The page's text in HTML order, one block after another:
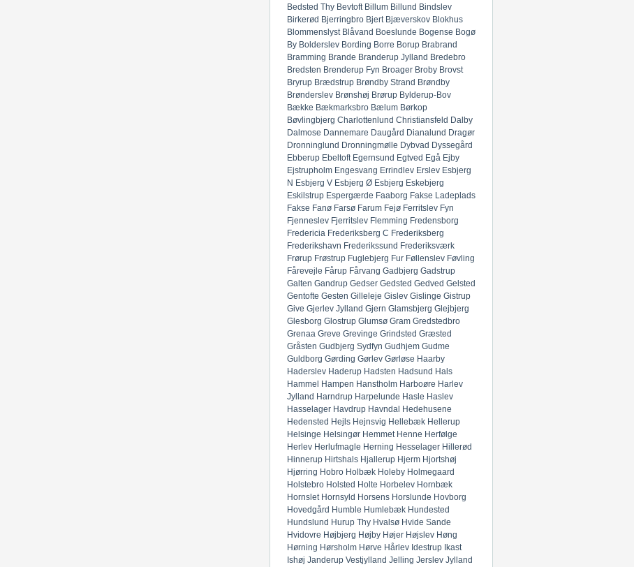
Bedsted Thy Bevtoft Billum Billund Bindslev
Birkerød Bjerringbro Bjert Bjæverskov Blokhus
Blommenslyst Blåvand Boeslunde Bogense Bogø
By Bolderslev Bording Borre Borup Brabrand
Bramming Brande Branderup Jylland Bredebro
Bredsten Brenderup Fyn Broager Broby Brovst
Bryrup Brædstrup Brøndby Strand Brøndby
Brønderslev Brønshøj Brørup Bylderup-Bov
Bække Bækmarksbro Bælum Børkop
Bøvlingbjerg Charlottenlund Christiansfeld Dalby
Dalmose Dannemare Daugård Dianalund Dragør
Dronninglund Dronningmølle Dybvad Dyssegård
Ebberup Ebeltoft Egernsund Egtved Egå Ejby
Ejstrupholm Engesvang Errindlev Erslev Esbjerg
N Esbjerg V Esbjerg Ø Esbjerg Eskebjerg
Eskilstrup Espergærde Faaborg Fakse Ladeplads
Fakse Fanø Farsø Farum Fejø Ferritslev Fyn
Fjenneslev Fjerritslev Flemming Fredensborg
Fredericia Frederiksberg C Frederiksberg
Frederikshavn Frederikssund Frederiksværk
Frørup Frøstrup Fuglebjerg Fur Føllenslev Føvling
Fårevejle Fårup Fårvang Gadbjerg Gadstrup
Galten Gandrup Gedser Gedsted Gedved Gelsted
Gentofte Gesten Gilleleje Gislev Gislinge Gistrup
Give Gjerlev Jylland Gjern Glamsbjerg Glejbjerg
Glesborg Glostrup Glumsø Gram Gredstedbro
Grenaa Greve Grevinge Grindsted Græsted
Gråsten Gudbjerg Sydfyn Gudhjem Gudme
Guldborg Gørding Gørlev Gørløse Haarby
Haderslev Haderup Hadsten Hadsund Hals
Hammel
Hampen Hanstholm Harboøre Harlev
Jylland Harndrup Harpelunde Hasle Haslev
Hasselager Havdrup Havndal Hedehusene
Hedensted Hejls Hejnsvig Hellebæk Hellerup
Helsinge Helsingør Hemmet Henne Herfølge
Herlev Herlufmagle Herning Hesselager Hillerød
Hinnerup Hirtshals Hjallerup Hjerm Hjortshøj
Hjørring Hobro Holbæk Holeby Holmegaard
Holstebro Holsted Holte Horbelev Hornbæk
Hornslet Hornsyld Horsens Horslunde Hovborg
Hovedgård Humble Humlebæk Hundested
Hundslund Hurup Thy Hvalsø Hvide Sande
Hvidovre Højbjerg Højby Højer Højslev Høng
Hørning Hørsholm Hørve Hårlev Idestrup Ikast
Ishøj Janderup Vestjylland Jelling Jerslev Jylland